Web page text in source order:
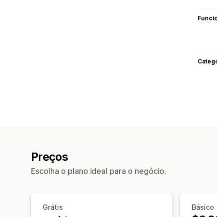
Preços
Escolha o plano ideal para o negócio.
Grátis Básico